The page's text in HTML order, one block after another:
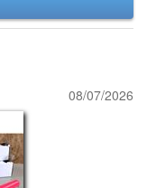
08/07/2026